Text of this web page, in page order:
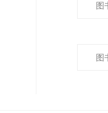
图
图